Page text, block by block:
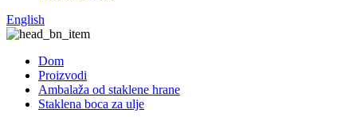
English
Dom
Proizvodi
Ambalaža od staklene hrane
Staklena boca za ulje